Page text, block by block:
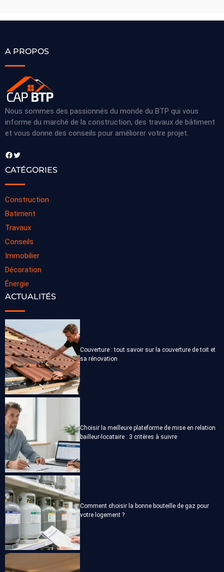
A PROPOS
Nous sommes des passionnés du monde du BTP qui vous
informe du marché de la construction, des travaux de bâtiment
et vous donne des conseils pour améliorer votre projet.
Facebook Twitter
CATÉGORIES
Construction
Batiment
Travaux
Conseils
Immobilier
Décoration
Énergie
ACTUALITÉS
Couverture : tout savoir sur la couverture de toit et
sa rénovation
Choisir la meilleure plateforme de mise en relation
bailleur-locataire : 3 critères à suivre
Comment choisir la bonne bouteille de gaz pour
votre logement ?